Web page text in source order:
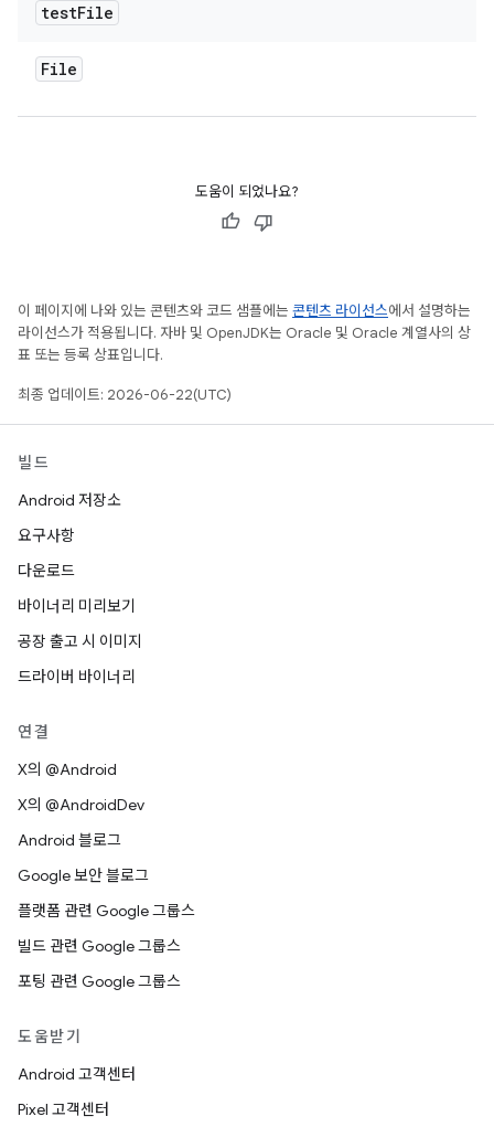
testFile
File
도움이 되었나요?
이 페이지에 나와 있는 콘텐츠와 코드 샘플에는 콘텐츠 라이선스에서 설명하는
라이선스가 적용됩니다. 자바 및 OpenJDK는 Oracle 및 Oracle 계열사의 상
표 또는 등록 상표입니다.
최종 업데이트: 2026-06-22(UTC)
빌드
Android 저장소
요구사항
다운로드
바이너리 미리보기
공장 출고 시 이미지
드라이버 바이너리
연결
X의 @Android
X의 @AndroidDev
Android 블로그
Google 보안 블로그
플랫폼 관련 Google 그룹스
빌드 관련 Google 그룹스
포팅 관련 Google 그룹스
도움받기
Android 고객센터
Pixel 고객센터